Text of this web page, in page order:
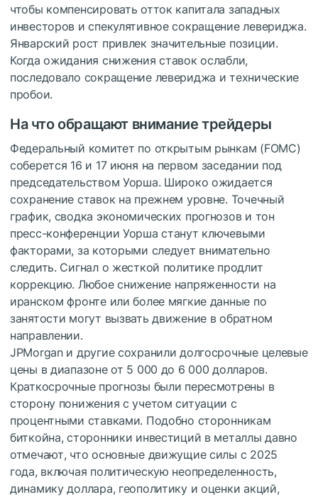
чтобы компенсировать отток капитала западных
инвесторов и спекулятивное сокращение левериджа.
Январский рост привлек значительные позиции.
Когда ожидания снижения ставок ослабли,
последовало сокращение левериджа и технические
пробои.
На что обращают внимание трейдеры
Федеральный комитет по открытым рынкам (FOMC)
соберется 16 и 17 июня на первом заседании под
председательством Уорша. Широко ожидается
сохранение ставок на прежнем уровне. Точечный
график, сводка экономических прогнозов и тон
пресс-конференции Уорша станут ключевыми
факторами, за которыми следует внимательно
следить. Сигнал о жесткой политике продлит
коррекцию. Любое снижение напряженности на
иранском фронте или более мягкие данные по
занятости могут вызвать движение в обратном
направлении.
JPMorgan и другие сохранили долгосрочные целевые
цены в диапазоне от 5 000 до 6 000 долларов.
Краткосрочные прогнозы были пересмотрены в
сторону понижения с учетом ситуации с
процентными ставками. Подобно сторонникам
биткойна, сторонники инвестиций в металлы давно
отмечают, что основные движущие силы с 2025
года, включая политическую неопределенность,
динамику доллара, геополитику и оценки акций,